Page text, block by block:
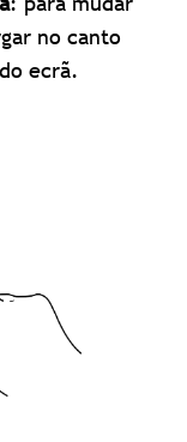
no canto
ecrã.